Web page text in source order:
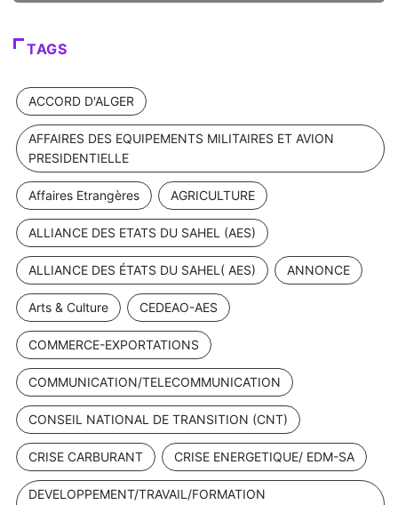
TAGS
ACCORD D'ALGER
AFFAIRES DES EQUIPEMENTS MILITAIRES ET AVION
PRESIDENTIELLE
Affaires Etrangères AGRICULTURE
ALLIANCE DES ETATS DU SAHEL (AES)
ALLIANCE DES ÉTATS DU SAHEL( AES) ANNONCE
Arts & Culture CEDEAO-AES
COMMERCE-EXPORTATIONS
COMMUNICATION/TELECOMMUNICATION
CONSEIL NATIONAL DE TRANSITION (CNT)
CRISE CARBURANT CRISE ENERGETIQUE/ EDM-SA
DEVELOPPEMENT/TRAVAIL/FORMATION